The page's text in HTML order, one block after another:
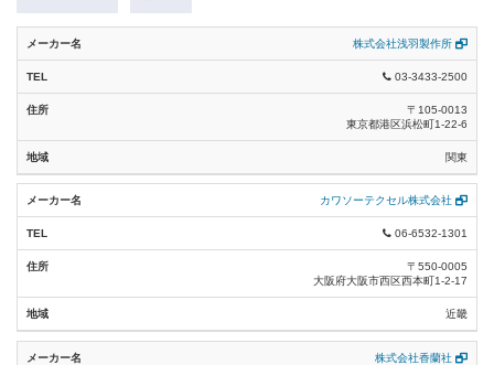
長幹がいし(一般・中汚損用) (1)
長幹がいし(重汚損用) (0)
長幹がいし(トンネル用) (0)
長幹がいし(直流1500V用) (0)
新幹線用長幹がいし (1)
外線接地材料 (18)
キーワード検索
※カタカナで検索する場合は、全角でお願いします。
※半角カタカナでは検索できません。
株式会社浅羽製作所
03-3433-2500
〒105-0013
東京都港区浜松町1-22-6
関東
カワソーテクセル株式会社
06-6532-1301
〒550-0005
大阪府大阪市西区西本町1-2-17
近畿
株式会社香蘭社
足場金物 (12)
支柱金具 (8)
ケーブル・電線管支持用品 (7)
低圧引込用品 (11)